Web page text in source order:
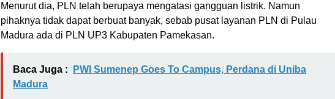
Menurut dia, PLN telah berupaya mengatasi gangguan listrik. Namun
pihaknya tidak dapat berbuat banyak, sebab pusat layanan PLN di Pulau
Madura ada di PLN UP3 Kabupaten Pamekasan.
Baca Juga :
PWI Sumenep Goes To Campus, Perdana di Uniba
Madura